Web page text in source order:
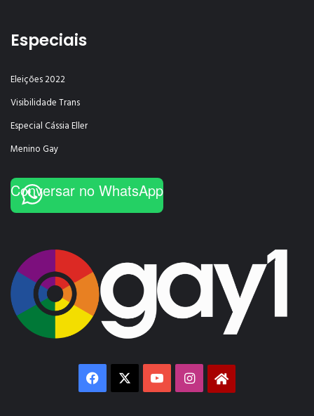
Especiais
Eleições 2022
Visibilidade Trans
Especial Cássia Eller
Menino Gay
Conversar no WhatsApp
Facebook YouTubeInstagramGay1